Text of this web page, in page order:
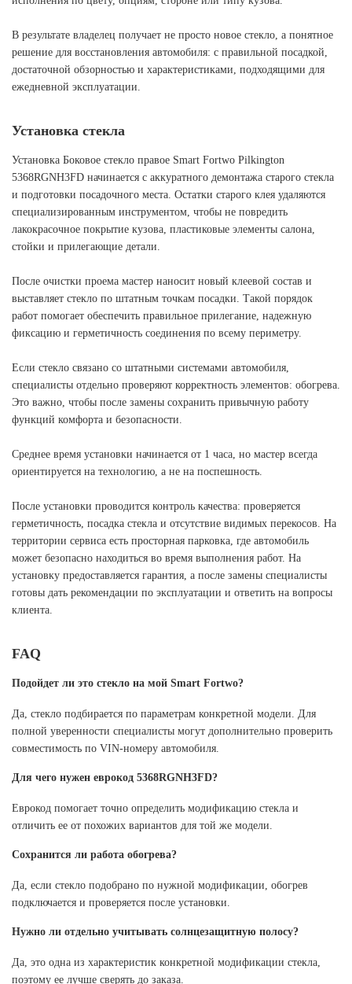
В результате владелец получает не просто новое стекло, а понятное
решение для восстановления автомобиля: с правильной посадкой,
достаточной обзорностью и характеристиками, подходящими для
ежедневной эксплуатации.
Установка стекла
Установка Боковое стекло правое Smart Fortwo Pilkington
5368RGNH3FD начинается с аккуратного демонтажа старого стекла
и подготовки посадочного места. Остатки старого клея удаляются
специализированным инструментом, чтобы не повредить
лакокрасочное покрытие кузова, пластиковые элементы салона,
стойки и прилегающие детали.
После очистки проема мастер наносит новый клеевой состав и
выставляет стекло по штатным точкам посадки. Такой порядок
работ помогает обеспечить правильное прилегание, надежную
фиксацию и герметичность соединения по всему периметру.
Если стекло связано со штатными системами автомобиля,
специалисты отдельно проверяют корректность элементов: обогрева.
Это важно, чтобы после замены сохранить привычную работу
функций комфорта и безопасности.
Среднее время установки начинается от 1 часа, но мастер всегда
ориентируется на технологию, а не на поспешность.
После установки проводится контроль качества: проверяется
герметичность, посадка стекла и отсутствие видимых перекосов. На
территории сервиса есть просторная парковка, где автомобиль
может безопасно находиться во время выполнения работ. На
установку предоставляется гарантия, а после замены специалисты
готовы дать рекомендации по эксплуатации и ответить на вопросы
клиента.
FAQ
Подойдет ли это стекло на мой Smart Fortwo?
Да, стекло подбирается по параметрам конкретной модели. Для
полной уверенности специалисты могут дополнительно проверить
совместимость по VIN-номеру автомобиля.
Для чего нужен еврокод 5368RGNH3FD?
Еврокод помогает точно определить модификацию стекла и
отличить ее от похожих вариантов для той же модели.
Сохранится ли работа обогрева?
Да, если стекло подобрано по нужной модификации, обогрев
подключается и проверяется после установки.
Нужно ли отдельно учитывать солнцезащитную полосу?
Да, это одна из характеристик конкретной модификации стекла,
поэтому ее лучше сверять до заказа.